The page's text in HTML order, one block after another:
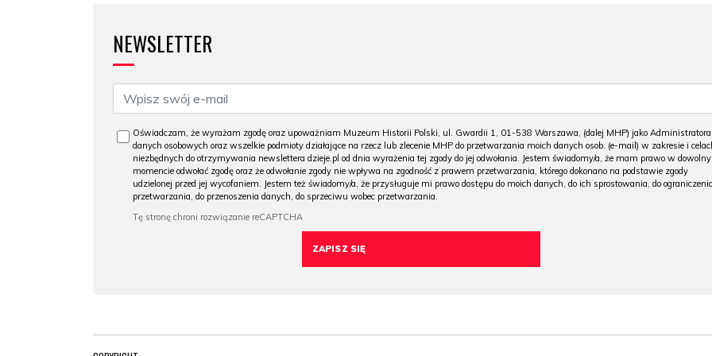
NEWSLETTER
Oświadczam, że wyrażam zgodę oraz upoważniam Muzeum Historii Polski, ul. Gwardii 1, 01-538 Warszawa, (dalej MHP) jako Administratora
danych osobowych oraz wszelkie podmioty działające na rzecz lub zlecenie MHP do przetwarzania moich danych osob. (e-mail) w zakresie i
niezbędnych do otrzymywania newslettera dzieje.pl od dnia wyrażenia tej zgody do jej odwołania. Jestem świadomy/a, że mam prawo w
momencie odwołać zgodę oraz że odwołanie zgody nie wpływa na zgodność z prawem przetwarzania, którego dokonano na podstawie zgody
udzielonej przed jej wycofaniem. Jestem też świadomy/a, że przysługuje mi prawo dostępu do moich danych, do ich sprostowania, do ograniczenia
przetwarzania, do przenoszenia danych, do sprzeciwu wobec przetwarzania.